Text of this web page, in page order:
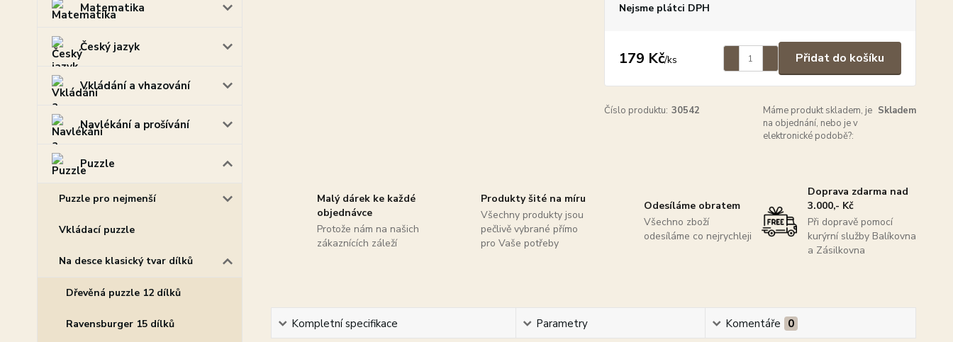
Matematika
Český jazyk
Vkládání a vhazování
Navlékání a prošívání
Puzzle
Puzzle pro nejmenší
Vkládací puzzle
Na desce klasický tvar dílků
Dřevěná puzzle 12 dílků
Ravensburger 15 dílků
Nejsme plátci DPH
179 Kč/ks Přidat do košíku
Číslo produktu: 30542
Máme produkt skladem, je
na objednání, nebo je v
elektronické podobě?:
Skladem
Malý dárek ke každé
objednávce
Protože nám na našich
zákaznících záleží
Produkty šité na míru
Všechny produkty jsou
pečlivě vybrané přímo
pro Vaše potřeby
Odesíláme obratem
Všechno zboží
odesíláme co nejrychleji
Doprava zdarma nad
3.000,- Kč
Při dopravě pomocí
kurýrní služby Balíkovna
a Zásilkovna
Kompletní specifikace Parametry Komentáře 0